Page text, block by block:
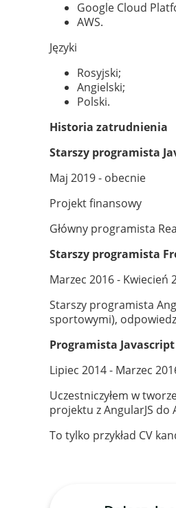
Google Cloud
AWS.
Języki
Rosyjski;
Angielski;
Polski.
Historia zatrudnienia
Starszy programista
Maj 2019 - obecnie
Projekt finansowy
Główny programista
Starszy programista
Marzec 2016 - Kwiecień
Starszy programista
sportowymi),
Programista Javascript
Lipiec 2014 - Marzec
Uczestniczyłem w
projektu z AngularJS do
To tylko przykład CV